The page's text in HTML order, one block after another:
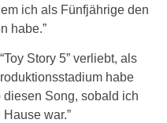
ich als Fünfjährige den
habe.”
Story 5” verliebt, als
habe
diesen Song, sobald ich
war.”